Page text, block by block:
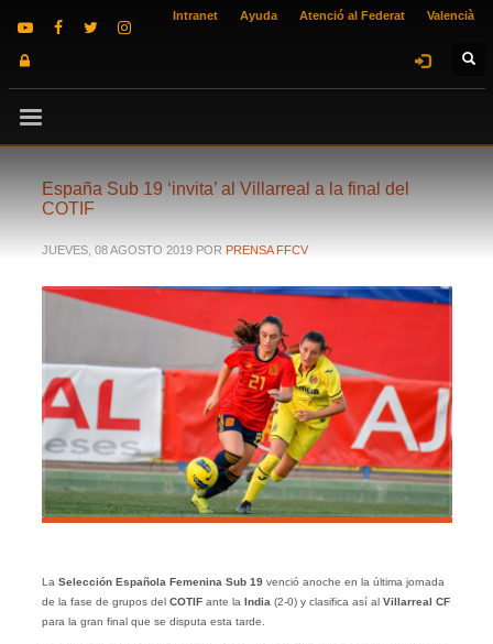
Intranet Ayuda Atenció al Federat Valencià
España Sub 19 ‘invita’ al Villarreal a la final del
COTIF
JUEVES, 08 AGOSTO 2019 POR PRENSA FFCV
La Selección Española Femenina Sub 19venció anoche en la última jornada
de la fase de grupos del COTIFante la India (2-0) y clasifica así al Villarreal CF
para la gran final que se disputa esta tarde.